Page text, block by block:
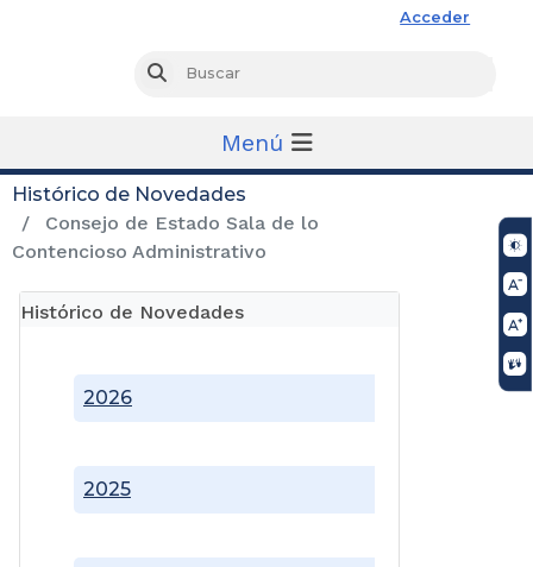
Acceder
Buscar
Menú
Histórico de Novedades
Consejo de Estado Sala de lo
Contencioso Administrativo
Histórico de Novedades
2025
2026